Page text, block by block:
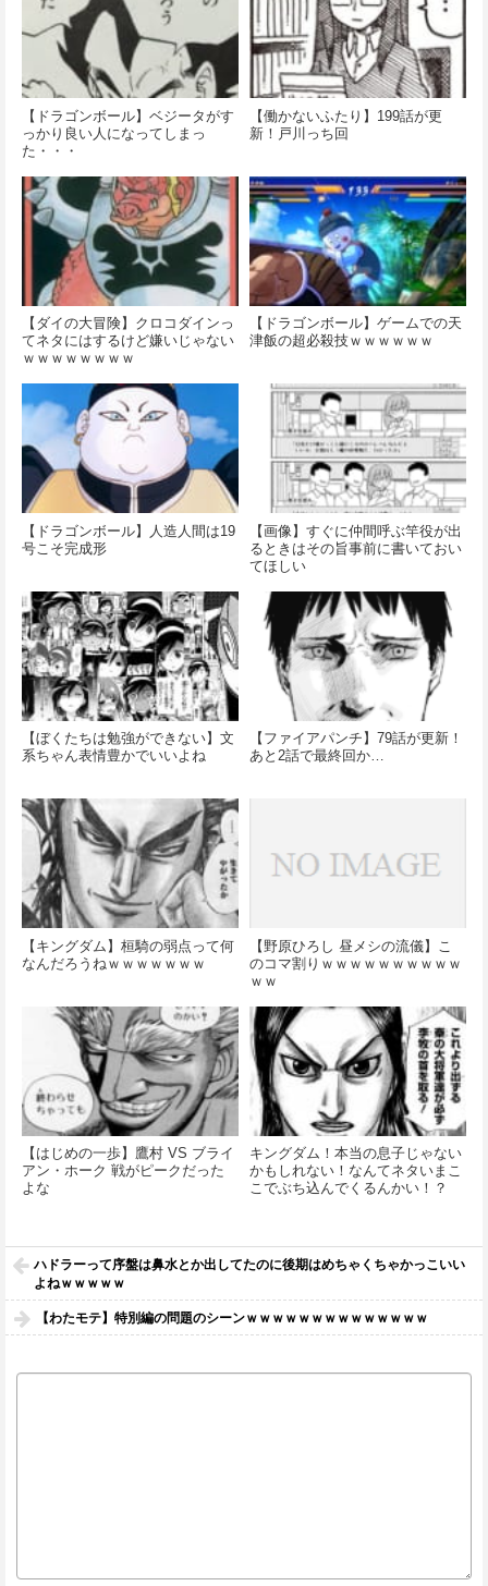
【ドラゴンボール】ベジータがす
っかり良い人になってしまっ
た・・・
【働かないふたり】199話が更
新！戸川っち回
【ダイの大冒険】クロコダインっ
てネタにはするけど嫌いじゃない
ｗｗｗｗｗｗｗｗ
【ドラゴンボール】ゲームでの天
津飯の超必殺技ｗｗｗｗｗｗ
【ドラゴンボール】人造人間は19
号こそ完成形
【画像】すぐに仲間呼ぶ竿役が出
るときはその旨事前に書いておい
てほしい
【ぼくたちは勉強ができない】文
系ちゃん表情豊かでいいよね
【ファイアパンチ】79話が更新！
あと2話で最終回か…
【キングダム】桓騎の弱点って何
なんだろうねｗｗｗｗｗｗｗ
【野原ひろし 昼メシの流儀】こ
のコマ割りｗｗｗｗｗｗｗｗｗｗ
ｗｗ
【はじめの一歩】鷹村 VS ブライ
アン・ホーク 戦がピークだった
よな
キングダム！本当の息子じゃない
かもしれない！なんてネタいまこ
こでぶち込んでくるんかい！？
ハドラーって序盤は鼻水とか出してたのに後期はめちゃくちゃかっこいい
よねｗｗｗｗｗ
【わたモテ】特別編の問題のシーンｗｗｗｗｗｗｗｗｗｗｗｗｗｗ